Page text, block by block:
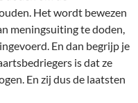
Het wordt bewezen
meningsuiting te doden,
En dan begrijp je
is dat ze
En zij dus de laatsten